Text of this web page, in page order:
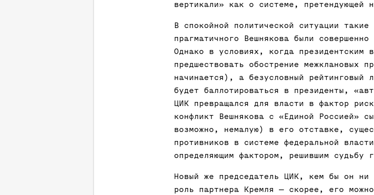
вертикали» как о системе, претендующей
В спокойной политической ситуации
прагматичного Вешнякова были
Однако в условиях, когда президентским
предшествовать обострение межклановых
начинается), а безусловный рейтинговый
будет баллотироваться в президенты,
ЦИК превращался для власти в фактор
конфликт Вешнякова с «Единой Россией»
возможно, немалую) в его отставке,
противников в системе федеральной
определяющим фактором, решившим судьбу
Новый же председатель ЦИК, кем бы он
роль партнера Кремля — скорее, его